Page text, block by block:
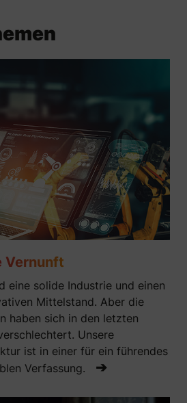
Vernunft
eine solide Industrie und einen
Mittelstand. Aber die
haben sich in den letzten
Unsere
ist in einer für ein führendes
Verfassung.
➔